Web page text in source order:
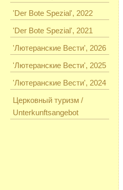
'Der Bote Spezial', 2022
'Der Bote Spezial', 2021
'Лютеранские Вести', 2026
'Лютеранские Вести', 2025
'Лютеранские Вести', 2024
Церковный туризм /
Unterkunftsangebot